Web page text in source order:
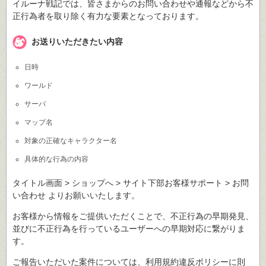
イルーナ戦記では、皆さまからのお問い合わせや通報などから不
正行為者を取り除く有力な要素となっております。
お送りいただきたい内容
日時
ワールド
サーバ
マップ名
対象の正確なキャラクター名
具体的な行為の内容
タイトル画面 > ショップへ > サイト下部お客様サポート > お問
い合わせ よりお願いいたします。
お客様から情報をご提供いただくことで、不正行為の早期発見、
並びに不正行為を行っているユーザーへの早期対応に繋がりま
す。
ご報告いただいた案件については、利用規約違反ポリシーに則